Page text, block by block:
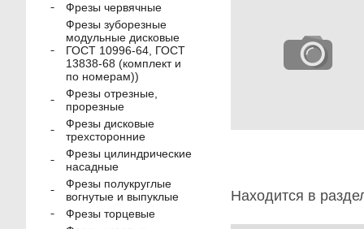
Находится в
Фрезы червячные
Фрезы зуборезные
модульные дисковые
ГОСТ 10996-64, ГОСТ
13838-68 (комплект и
по номерам))
Фрезы отрезные,
прорезные
Фрезы дисковые
трехсторонние
Фрезы цилиндрические
насадные
Фрезы полукруглые
вогнутые и выпуклые
Фрезы торцевые